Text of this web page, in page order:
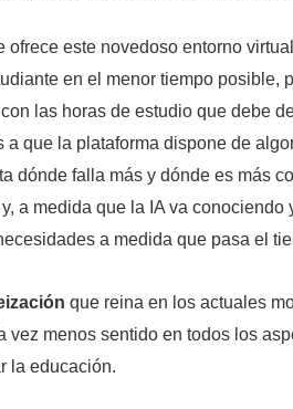
ofrece este novedoso entorno
en el menor tiempo posible,
las horas de estudio que debe
a que la plataforma dispone de
dónde falla más y dónde es más
a medida que la IA va conociendo
a medida que pasa el
que reina en los actuales
vez menos sentido en todos los
la educación.